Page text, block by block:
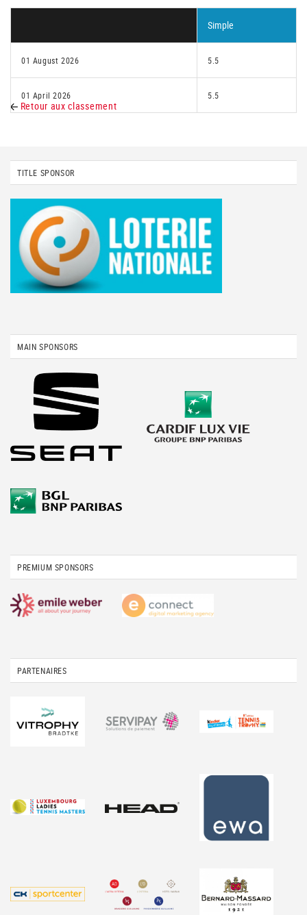
Simple
01 August 2026 5.5
01 April 2026 5.5
Retour aux classement
TITLE SPONSOR
MAIN SPONSORS
PREMIUM SPONSORS
PARTENAIRES